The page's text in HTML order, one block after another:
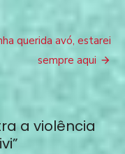
a
Doméstica
querida avó, estarei
sempre aqui
a violência